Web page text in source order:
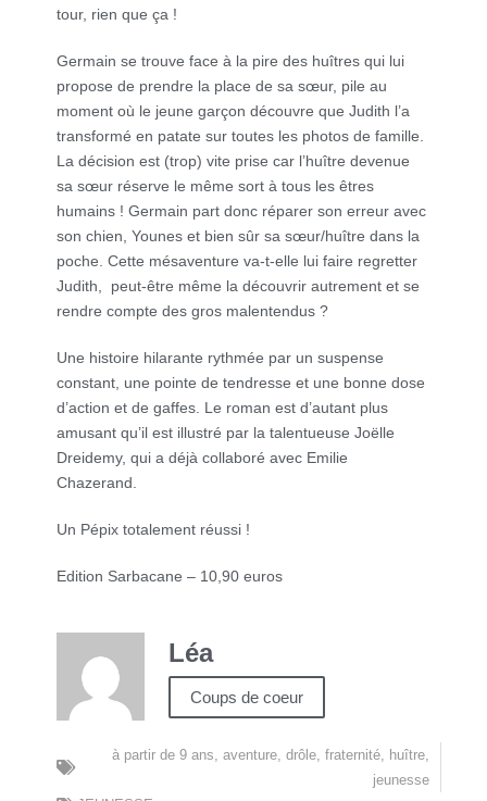
tour, rien que ça !
Germain se trouve face à la pire des huîtres qui lui
propose de prendre la place de sa sœur, pile au
moment où le jeune garçon découvre que Judith l’a
transformé en patate sur toutes les photos de famille.
La décision est (trop) vite prise car l’huître devenue
sa sœur réserve le même sort à tous les êtres
humains ! Germain part donc réparer son erreur avec
son chien, Younes et bien sûr sa sœur/huître dans la
poche. Cette mésaventure va-t-elle lui faire regretter
Judith, peut-être même la découvrir autrement et se
rendre compte des gros malentendus ?
Une histoire hilarante rythmée par un suspense
constant, une pointe de tendresse et une bonne dose
d’action et de gaffes. Le roman est d’autant plus
amusant qu’il est illustré par la talentueuse Joëlle
Dreidemy, qui a déjà collaboré avec Emilie
Chazerand.
Un Pépix totalement réussi !
Edition Sarbacane – 10,90 euros
Léa
Coups de coeur
à partir de 9 ans, aventure, drôle, fraternité, huître,
jeunesse